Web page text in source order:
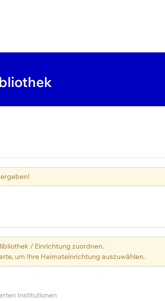
/ Einrichtung zuordnen.
um Ihre Heimateinrichtung auszuwählen.
Institutionen